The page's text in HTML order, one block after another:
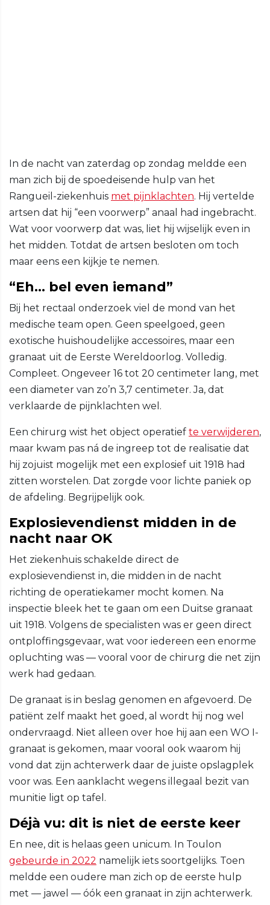
In de nacht van zaterdag op zondag meldde een
man zich bij de spoedeisende hulp van het
Rangueil-ziekenhuis met pijnklachten. Hij vertelde
artsen dat hij “een voorwerp” anaal had ingebracht.
Wat voor voorwerp dat was, liet hij wijselijk even in
het midden. Totdat de artsen besloten om toch
maar eens een kijkje te nemen.
“Eh… bel even iemand”
Bij het rectaal onderzoek viel de mond van het
medische team open. Geen speelgoed, geen
exotische huishoudelijke accessoires, maar een
granaat uit de Eerste Wereldoorlog. Volledig.
Compleet. Ongeveer 16 tot 20 centimeter lang, met
een diameter van zo’n 3,7 centimeter. Ja, dat
verklaarde de pijnklachten wel.
Een chirurg wist het object operatief te verwijderen,
maar kwam pas ná de ingreep tot de realisatie dat
hij zojuist mogelijk met een explosief uit 1918 had
zitten worstelen. Dat zorgde voor lichte paniek op
de afdeling. Begrijpelijk ook.
Explosievendienst midden in de
nacht naar OK
Het ziekenhuis schakelde direct de
explosievendienst in, die midden in de nacht
richting de operatiekamer mocht komen. Na
inspectie bleek het te gaan om een Duitse granaat
uit 1918. Volgens de specialisten was er geen direct
ontploffingsgevaar, wat voor iedereen een enorme
opluchting was — vooral voor de chirurg die net zijn
werk had gedaan.
De granaat is in beslag genomen en afgevoerd. De
patiënt zelf maakt het goed, al wordt hij nog wel
ondervraagd. Niet alleen over hoe hij aan een WO I-
granaat is gekomen, maar vooral ook waarom hij
vond dat zijn achterwerk daar de juiste opslagplek
voor was. Een aanklacht wegens illegaal bezit van
munitie ligt op tafel.
Déjà vu: dit is niet de eerste keer
En nee, dit is helaas geen unicum. In Toulon
gebeurde in 2022 namelijk iets soortgelijks. Toen
meldde een oudere man zich op de eerste hulp
met — jawel — óók een granaat in zijn achterwerk.